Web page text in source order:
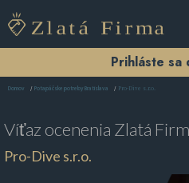
Prihláste sa
Domov Potapáčske potreby Bratislava Pro-Dive s.r.o.
Víťaz ocenenia Zlatá
Pro-Dive s.r.o.